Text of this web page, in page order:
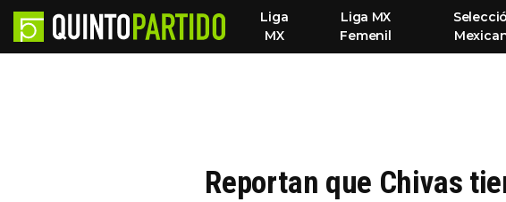
Liga
MX
Liga MX
Femenil
Reportan que Chivas